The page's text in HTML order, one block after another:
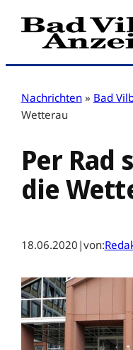
Zum
Inhalt
Nachrichten » Bad
Wetterau
Per Rad
die
18.06.2020 |von: